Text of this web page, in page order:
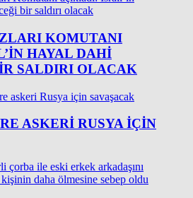
KOMUTANI
HAYAL DAHI
SALDIRI OLACAK
ASKERI RUSYA IÇIN